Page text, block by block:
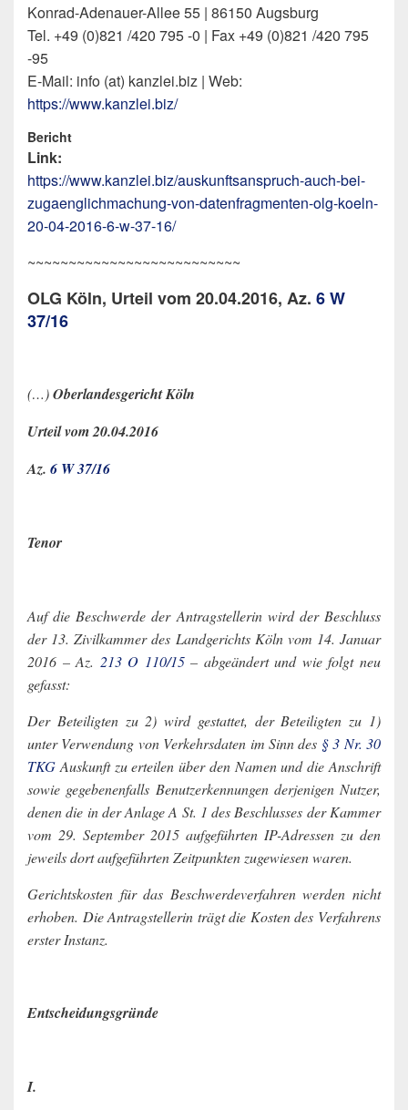
Konrad-Adenauer-Allee 55 | 86150 Augsburg
Tel. +49 (0)821 /420 795 -0 | Fax +49 (0)821 /420 795
-95
E-Mail: info (at) kanzlei.biz | Web:
https://www.kanzlei.biz/
Bericht
Link:
https://www.kanzlei.biz/auskunftsanspruch-auch-bei-
zugaenglichmachung-von-datenfragmenten-olg-koeln-
20-04-2016-6-w-37-16/
~~~~~~~~~~~~~~~~~~~~~~~~~~
OLG Köln, Urteil vom 20.04.2016, Az. 6 W
37/16
(…)Oberlandesgericht Köln
Urteil vom 20.04.2016
Az. 6 W 37/16
Tenor
Auf die Beschwerde der Antragstellerin wird der Beschluss
der 13. Zivilkammer des Landgerichts Köln vom 14. Januar
2016 – Az. 213 O 110/15– abgeändert und wie folgt neu
gefasst:
Der Beteiligten zu 2) wird gestattet, der Beteiligten zu 1)
unter Verwendung von Verkehrsdaten im Sinn des § 3 Nr. 30
TKGAuskunft zu erteilen über den Namen und die Anschrift
sowie gegebenenfalls Benutzerkennungen derjenigen Nutzer,
denen die in der Anlage A St. 1 des Beschlusses der Kammer
vom 29. September 2015 aufgeführten IP-Adressen zu den
jeweils dort aufgeführten Zeitpunkten zugewiesen waren.
Gerichtskosten für das Beschwerdeverfahren werden nicht
erhoben. Die Antragstellerin trägt die Kosten des Verfahrens
erster Instanz.
Entscheidungsgründe
I.